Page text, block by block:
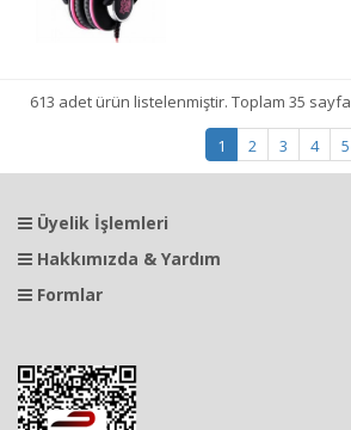
613 adet ürün listelenmiştir. Toplam 35 sayfa
1 2 3 4 5
Üyelik İşlemleri
Hakkımızda & Yardım
Formlar